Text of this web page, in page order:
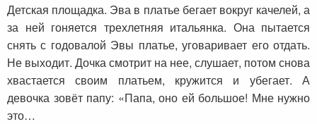
Детская площадка. Эва в платье бегает вокруг качелей, а
за ней гоняется трехлетняя итальянка. Она пытается
снять с годовалой Эвы платье, уговаривает его отдать.
Не выходит. Дочка смотрит на нее, слушает, потом снова
хвастается своим платьем, кружится и убегает. А
девочка зовёт папу: «Папа, оно ей большое! Мне нужно
это…